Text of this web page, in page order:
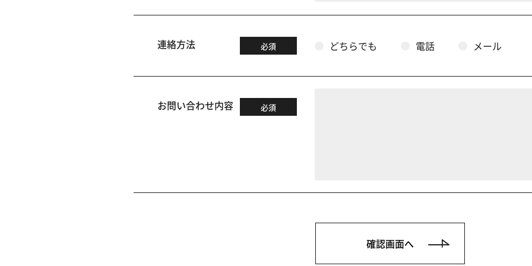
連絡方法 必須 どちらでも 電話 メール
お問い合わせ内容 必須